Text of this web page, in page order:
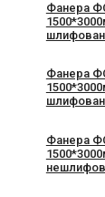
Фанера
Фанера
Фанера